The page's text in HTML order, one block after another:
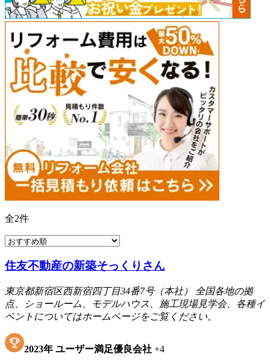
全2件
住友不動産の新築そっくりさん
東京都新宿区西新宿四丁目34番7号（本社） 全国各地の拠
点、ショールーム、モデルハウス、施工現場見学会、各種イ
ベントについてはホームページをご覧ください。
2023年 ユーザー満足優良会社 +4